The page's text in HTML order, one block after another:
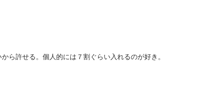
ら許せる。個人的には７割ぐらい入れるのが好き。